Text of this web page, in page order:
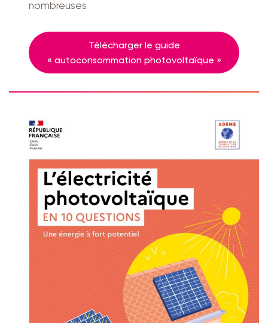
nombreuses
Télécharger le guide
« autoconsommation photovoltaïque »